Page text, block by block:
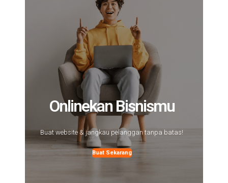
Onlinekan Bisnismu
Buat website & jangkau pelanggan tanpa batas!
Buat Sekarang